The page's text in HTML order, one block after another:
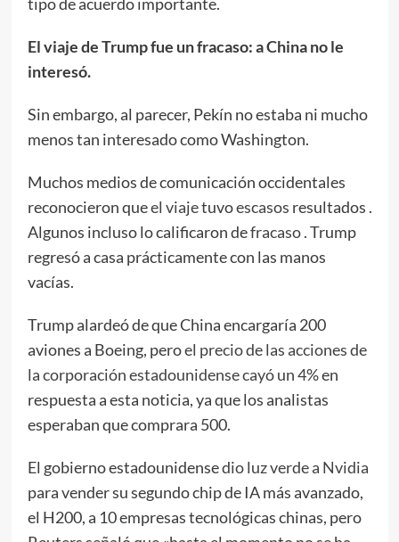
El viaje de Trump fue un fracaso: a China no le
interesó.
Sin embargo, al parecer, Pekín no estaba ni mucho
menos tan interesado como Washington.
Muchos medios de comunicación occidentales
reconocieron queel viajetuvoescasos resultados .
Algunos incluso lo calificaron defracaso. Trump
regresó a casa prácticamente con las manos
vacías.
Trump alardeó de que China encargaría 200
aviones a Boeing, peroel precio de las acciones de
la corporación estadounidense cayó un 4%en
respuesta a esta noticia, ya que los analistas
esperaban que comprara 500.
El gobierno estadounidensedio luz verde a Nvidia
para vender su segundo chip de IA más avanzado,
el H200, a 10 empresas tecnológicas chinas, pero